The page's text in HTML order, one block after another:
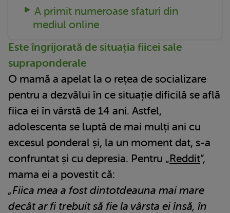
A primit numeroase sfaturi din
mediul online
Este îngrijorată de situația fiicei sale
supraponderale
O mamă a apelat la o rețea de socializare
pentru a dezvălui în ce situație dificilă se află
fiica ei în vârstă de 14 ani. Astfel,
adolescenta se luptă de mai mulți ani cu
excesul ponderal și, la un moment dat, s-a
confruntat și cu depresia. Pentru „Reddit”,
mama ei a povestit că:
„Fiica mea a fost dintotdeauna mai mare
decât ar fi trebuit să fie la vârsta ei însă, în